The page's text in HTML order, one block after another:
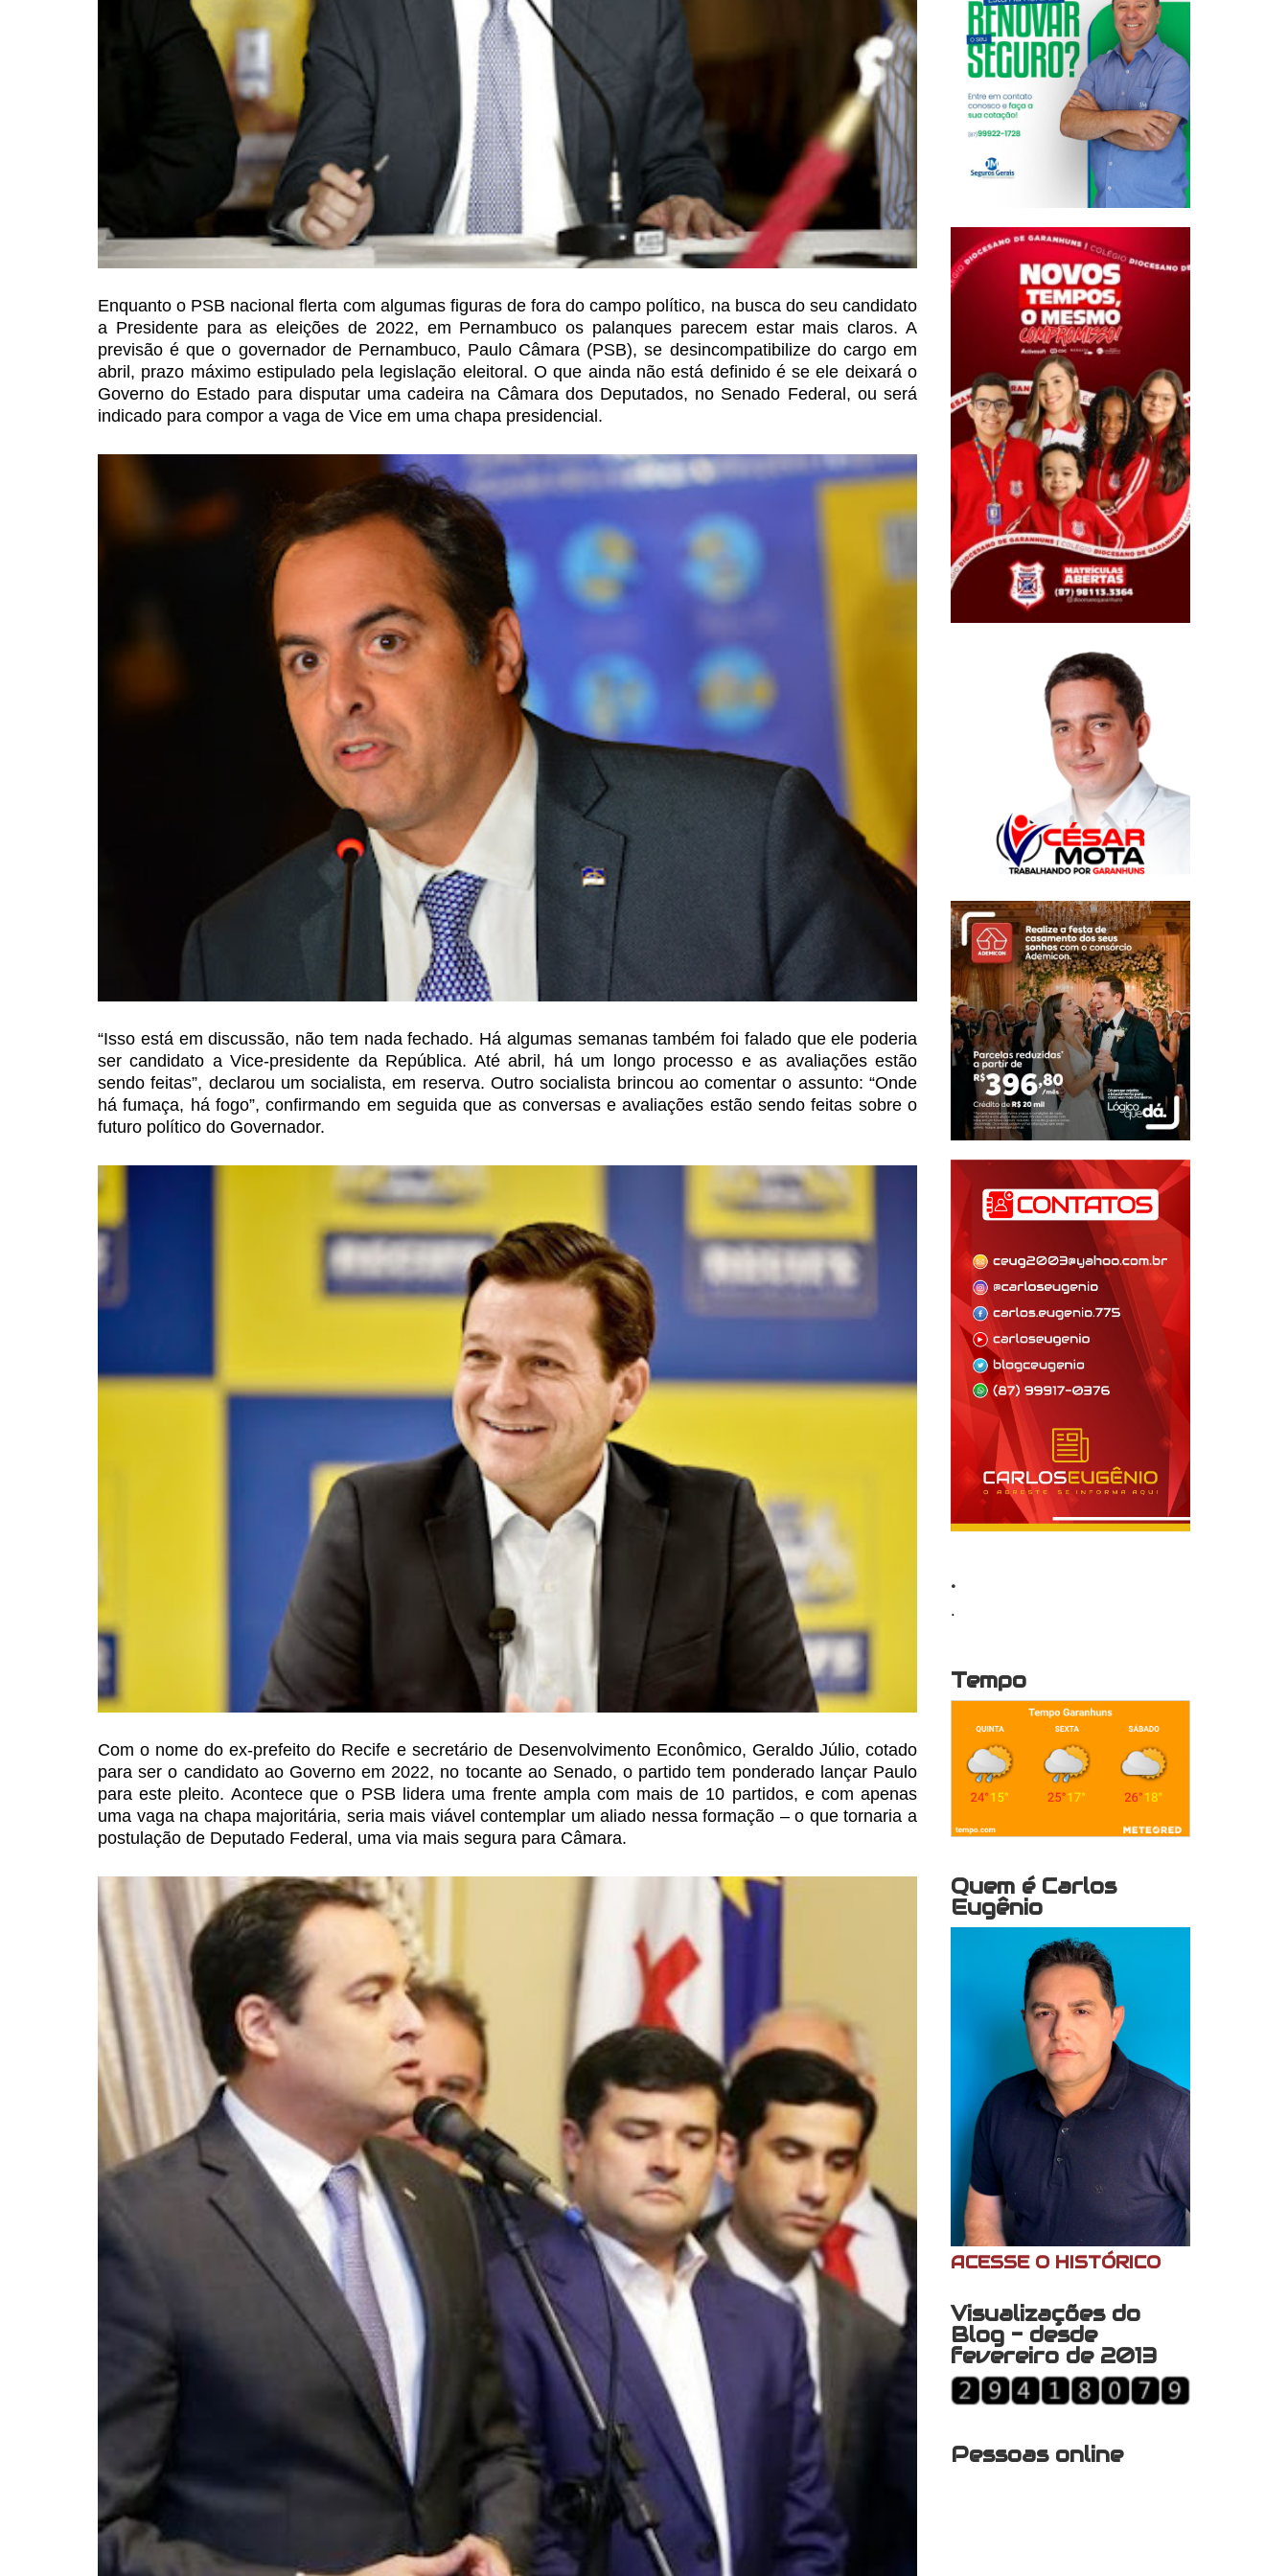
Enquanto o PSB nacional flerta com algumas figuras defora do campo político, na busca do seu candidato
a Presidente para as eleições de 2022, em Pernambuco os palanques parecem estar mais claros. A
previsão é que o governador de Pernambuco, Paulo Câmara (PSB), se desincompatibilize do cargoem
abril, prazo máximo estipulado pela legislação eleitoral. O que ainda nãoestá definido é se ele deixará o
Governo do Estado para disputar uma cadeira na Câmara dos Deputados, no Senado Federal, ou será
indicado para compor a vaga de Vice em uma chapa presidencial.
“Isso está em discussão, não tem nada fechado. Há algumas semanas também foi falado que ele poderia
ser candidato a Vice-presidente da República. Até abril, há um longo processo e as avaliações estão
sendo feitas”, declarou um socialista, em reserva. Outro socialista brincou aocomentar o assunto: “Onde
há fumaça, há fogo”, confirmando em seguidaque as conversas e avaliações estão sendo feitas sobre o
futuro político do Governador.
Com o nome do ex-prefeito do Recife e secretário deDesenvolvimento Econômico, Geraldo Júlio, cotado
para ser o candidato ao Governoem 2022, no tocante ao Senado, o partido tem ponderado lançar Paulo
para este pleito. Acontece que o PSB lidera uma frente ampla com mais de 10 partidos, ecom apenas
uma vaga na chapa majoritária, seria mais viável contemplar um aliado nessa formação – o que tornaria a
postulação de Deputado Federal, uma via mais segura para Câmara.
.
.
Tempo
Quem é Carlos
Eugênio
ACESSE O HISTÓRICO
Visualizações do
Blog - desde
fevereiro de 2013
Pessoas online